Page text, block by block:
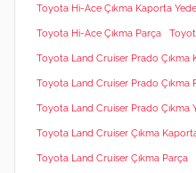
Toyota Hi-Ace Çıkma Kaporta
Toyota Hi-Ace Çıkma Parça
Toyota Land Cruiser Prado Çıkma
Toyota Land Cruiser Prado Çıkma
Toyota Land Cruiser Prado Çıkma
Toyota Land Cruiser Çıkma
Toyota Land Cruiser Çıkma Parça